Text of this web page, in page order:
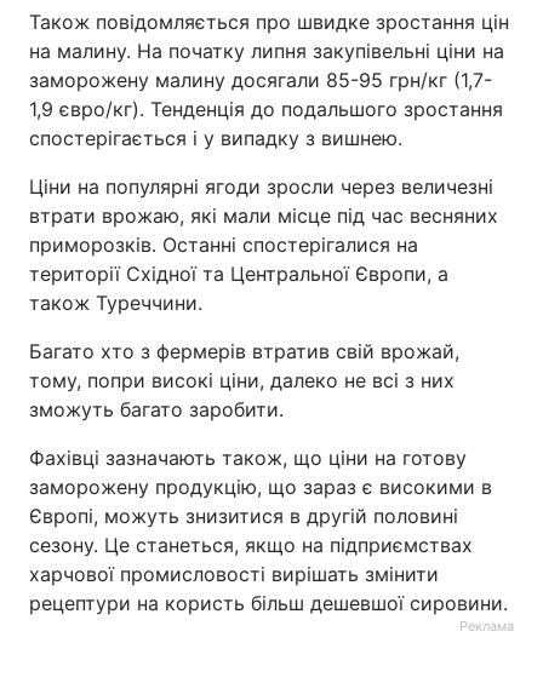
Тема оформлення
Також повідомляється про швидке зростання цін
на малину. На початку липня закупівельні ціни на
заморожену малину досягали 85-95 грн/кг (1,7-
1,9 євро/кг). Тенденція до подальшого зростання
спостерігається і у випадку з вишнею.
Ціни на популярні ягоди зросли через величезні
втрати врожаю, які мали місце під час весняних
приморозків. Останні спостерігалися на
території Східної та Центральної Європи, а
також Туреччини.
Багато хто з фермерів втратив свій врожай,
тому, попри високі ціни, далеко не всі з них
зможуть багато заробити.
Фахівці зазначають також, що ціни на готову
заморожену продукцію, що зараз є високими в
Європі, можуть знизитися в другій половині
сезону. Це станеться, якщо на підприємствах
харчової промисловості вирішать змінити
рецептури на користь більш дешевшої сировини.
Реклама